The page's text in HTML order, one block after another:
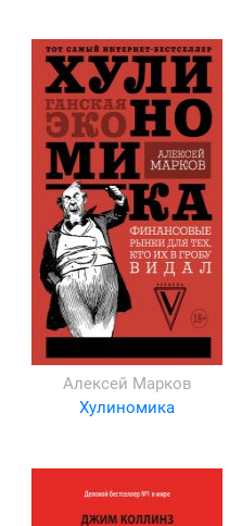
Алексей Марков
Хулиномика